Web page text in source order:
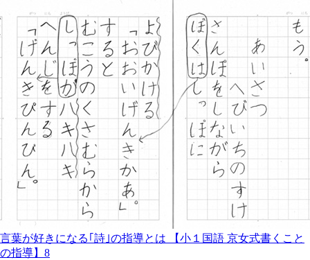
言葉が好きになる｢詩｣の指導とは 【小１国語 京女式書くこと
の指導】8